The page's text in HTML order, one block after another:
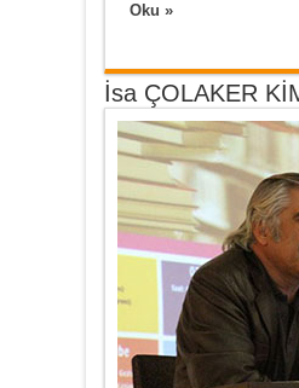
Oku »
İsa ÇOLAKER